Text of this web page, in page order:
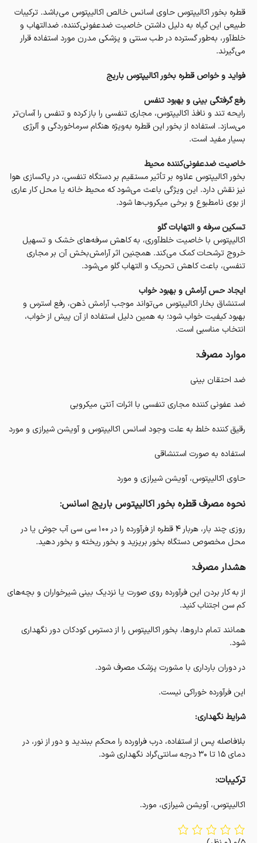
قطره بخور اکالیپتوس حاوی اسانس خالص اکالیپتوس می‌باشد. ترکیبات
طبیعی این گیاه به دلیل داشتن خاصیت ضدعفونی‌کننده، ضدالتهاب و
خلط‌آور، به‌طور گسترده در طب سنتی و پزشکی مدرن مورد استفاده قرار
می‌گیرند.
فواید و خواص قطره بخور اکالیپتوس باریج
رفع گرفتگی بینی و بهبود تنفس
رایحه تند و نافذ اکالیپتوس، مجاری تنفسی را باز کرده و تنفس را آسان‌تر
می‌سازد. استفاده از بخور این قطره به‌ویژه هنگام سرماخوردگی و آلرژی
بسیار مفید است.
خاصیت ضدعفونی‌کننده محیط
بخور اکالیپتوس علاوه بر تأثیر مستقیم بر دستگاه تنفسی، در پاکسازی هوا
نیز نقش دارد. این ویژگی باعث می‌شود که محیط خانه یا محل کار عاری
از بوی نامطبوع و برخی میکروب‌ها شود.
تسکین سرفه و التهابات گلو
اکالیپتوس با خاصیت خلط‌آوری، به کاهش سرفه‌های خشک و تسهیل
خروج ترشحات کمک می‌کند. همچنین اثر آرامش‌بخش آن بر مجاری
تنفسی، باعث کاهش تحریک و التهاب گلو می‌شود.
ایجاد حس آرامش و بهبود خواب
استنشاق بخار اکالیپتوس می‌تواند موجب آرامش ذهن، رفع استرس و
بهبود کیفیت خواب شود؛ به همین دلیل استفاده از آن پیش از خواب،
انتخاب مناسبی است.
موارد مصرف:
ضد احتقان بینی
ضد عفونی کننده مجاری تنفسی با اثرات آنتی میکروبی
رقیق کننده خلط به علت وجود اسانس اکالیپتوس و آویشن شیرازی و مورد
استفاده به صورت استنشاقی
حاوی اکالیپتوس، آویشن شیرازی و مورد
نحوه مصرف قطره بخور اکالیپتوس باریج اسانس:
روزی چند بار، هربار 4 قطره از فرآورده را در 100 سی سی آب جوش یا در
محل مخصوص دستگاه بخور بریزید و بخور ریخته و بخور دهید.
هشدار مصرف:
از به کار بردن این فرآورده روی صورت یا نزدیک بینی شیرخواران و بچه‌های
کم سن اجتناب کنید.
همانند تمام داروها، بخور اکالیپتوس را از دسترس کودکان دور نگهداری
شود.
در دوران بارداری با مشورت پزشک مصرف شود.
این فرآورده خوراکی نیست.
شرایط نگهداری:
بلافاصله پس از استفاده، درب فراورده را محکم ببندید و دور از نور، در
دمای 15 تا 30 درجه سانتی‌گراد نگهداری شود.
ترکیبات:
اکالیپتوس، آویشن شیرازی، مورد.